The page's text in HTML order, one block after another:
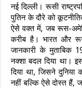
नई दिल्ली। रूसी
पुतिन के दौरे को
ऐसे वक्त में, जब रूस-
करीब है। भारत और रूस
जानकारी के मुताबिक
नक्शा बदल दिया था।
दिया था, जिसने दुनिया
नहीं बल्कि ऐसे दोस्त हैं,